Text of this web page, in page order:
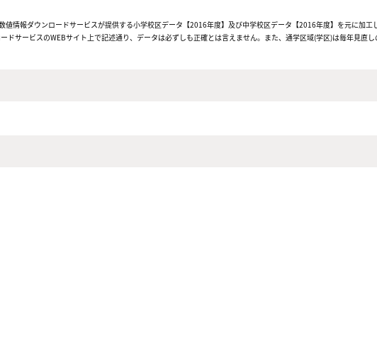
値情報ダウンロードサービスが提供する小学校区データ【2016年度】及び中学校区データ【2016年度】を元に加工
ドサービスのWEBサイト上で記述通り、データは必ずしも正確とは言えません。また、通学区域(学区)は毎年見直